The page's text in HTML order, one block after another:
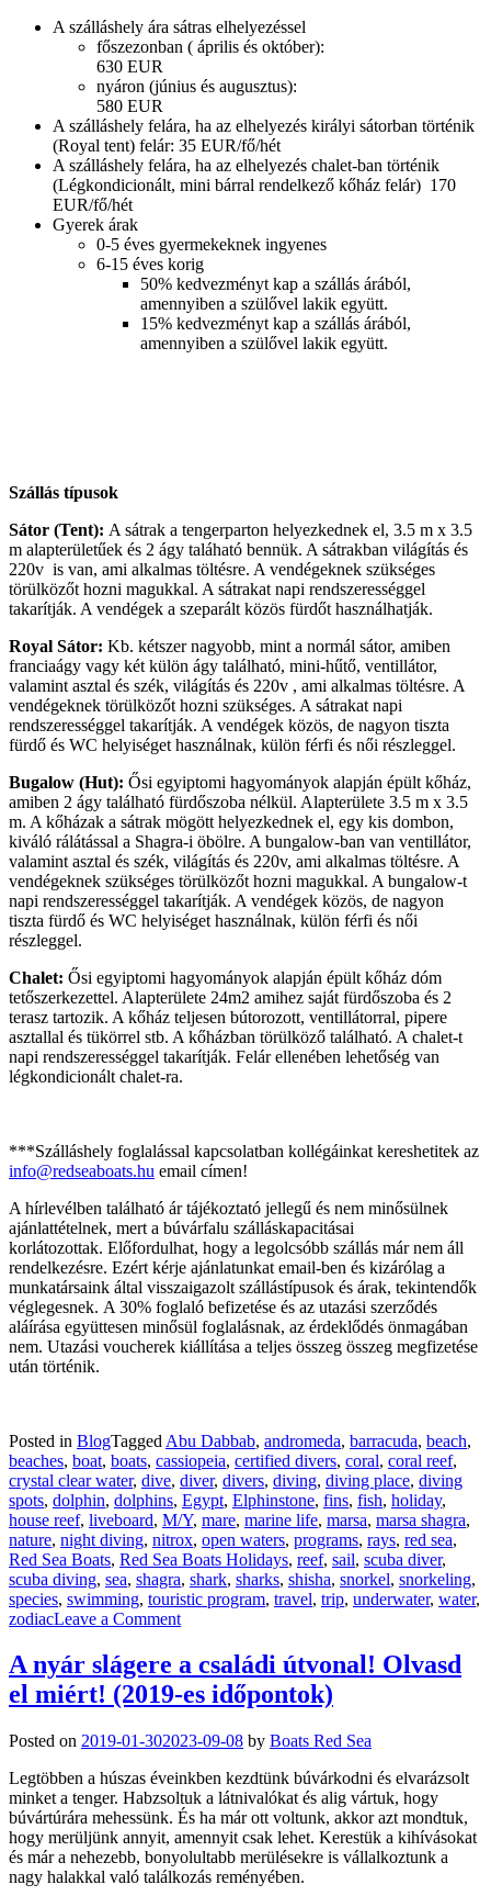
A szálláshely ára sátras elhelyezéssel
főszezonban ( április és október):
630 EUR
nyáron (június és augusztus):
580 EUR
A szálláshely felára, ha az elhelyezés királyi sátorban történik
(Royal tent) felár: 35 EUR/fő/hét
A szálláshely felára, ha az elhelyezés chalet-ban történik
(Légkondicionált, mini bárral rendelkező kőház felár) 170
EUR/fő/hét
Gyerek árak
0-5 éves gyermekeknek ingyenes
6-15 éves korig
50% kedvezményt kap a szállás árából,
amennyiben a szülővel lakik együtt.
15% kedvezményt kap a szállás árából,
amennyiben a szülővel lakik együtt.
Szállás típusok
Sátor (Tent): A sátrak a tengerparton helyezkednek el, 3.5 m x 3.5
m alapterületűek és 2 ágy taláható bennük. A sátrakban világítás és
220v is van, ami alkalmas töltésre. A vendégeknek szükséges
törülközőt hozni magukkal. A sátrakat napi rendszerességgel
takarítják. A vendégek a szeparált közös fürdőt használhatják.
Royal Sátor: Kb. kétszer nagyobb, mint a normál sátor, amiben
franciaágy vagy két külön ágy található, mini-hűtő, ventillátor,
valamint asztal és szék, világítás és 220v , ami alkalmas töltésre. A
vendégeknek törülközőt hozni szükséges. A sátrakat napi
rendszerességgel takarítják. A vendégek közös, de nagyon tiszta
fürdő és WC helyiséget használnak, külön férfi és női részleggel.
Bugalow (Hut): Ősi egyiptomi hagyományok alapján épült kőház,
amiben 2 ágy található fürdőszoba nélkül. Alapterülete 3.5 m x 3.5
m. A kőházak a sátrak mögött helyezkednek el, egy kis dombon,
kiváló rálátással a Shagra-i öbölre. A bungalow-ban van ventillátor,
valamint asztal és szék, világítás és 220v, ami alkalmas töltésre. A
vendégeknek szükséges törülközőt hozni magukkal. A bungalow-t
napi rendszerességgel takarítják. A vendégek közös, de nagyon
tiszta fürdő és WC helyiséget használnak, külön férfi és női
részleggel.
Chalet: Ősi egyiptomi hagyományok alapján épült kőház dóm
tetőszerkezettel. Alapterülete 24m2 amihez saját fürdőszoba és 2
terasz tartozik. A kőház teljesen bútorozott, ventillátorral, pipere
asztallal és tükörrel stb. A kőházban törülköző található. A chalet-t
napi rendszerességgel takarítják. Felár ellenében lehetőség van
légkondicionált chalet-ra.
***Szálláshely foglalással kapcsolatban kollégáinkat kereshetitek az
info@redseaboats.hu email címen!
A hírlevélben található ár tájékoztató jellegű és nem minősülnek
ajánlattételnek, mert a búvárfalu szálláskapacitásai
korlátozottak. Előfordulhat, hogy a legolcsóbb szállás már nem áll
rendelkezésre. Ezért kérje ajánlatunkat email-ben és kizárólag a
munkatársaink által visszaigazolt szállástípusok és árak, tekintendők
véglegesnek. A 30% foglaló befizetése és az utazási szerződés
aláírása együttesen minősül foglalásnak, az érdeklődés önmagában
nem. Utazási voucherek kiállítása a teljes összeg összeg megfizetése
után történik.
Posted in BlogTagged Abu Dabbab, andromeda, barracuda, beach,
beaches, boat, boats, cassiopeia, certified divers, coral, coral reef,
crystal clear water, dive, diver, divers, diving, diving place, diving
spots, dolphin, dolphins, Egypt, Elphinstone, fins, fish, holiday,
house reef, liveboard, M/Y, mare, marine life, marsa, marsa shagra,
nature, night diving, nitrox, open waters, programs, rays, red sea,
Red Sea Boats, Red Sea Boats Holidays, reef, sail, scuba diver,
scuba diving, sea, shagra, shark, sharks, shisha, snorkel, snorkeling,
species, swimming, touristic program, travel, trip, underwater, water,
zodiacLeave a Commenton
hetek
Marsa
Shagrában,
egyiptomi
búvárfaluban
(2019)
–
Árakkal
A nyár slágere a családi útvonal! Olvasd
el miért! (2019-es időpontok)
Posted on 2019-01-302023-09-08 by Boats Red Sea
Legtöbben a húszas éveinkben kezdtünk búvárkodni és elvarázsolt
minket a tenger. Habzsoltuk a látnivalókat és alig vártuk, hogy
búvártúrára mehessünk. És ha már ott voltunk, akkor azt mondtuk,
hogy merüljünk annyit, amennyit csak lehet. Kerestük a kihívásokat
és már a nehezebb, bonyolultabb merülésekre is vállalkoztunk a
nagy halakkal való találkozás reményében.